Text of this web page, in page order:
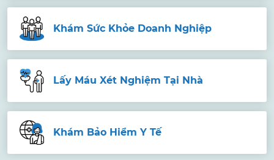
Khám Sức Khỏe Doanh Nghiệp
Lấy Máu Xét Nghiệm Tại Nhà
Khám Bảo Hiểm Y Tế